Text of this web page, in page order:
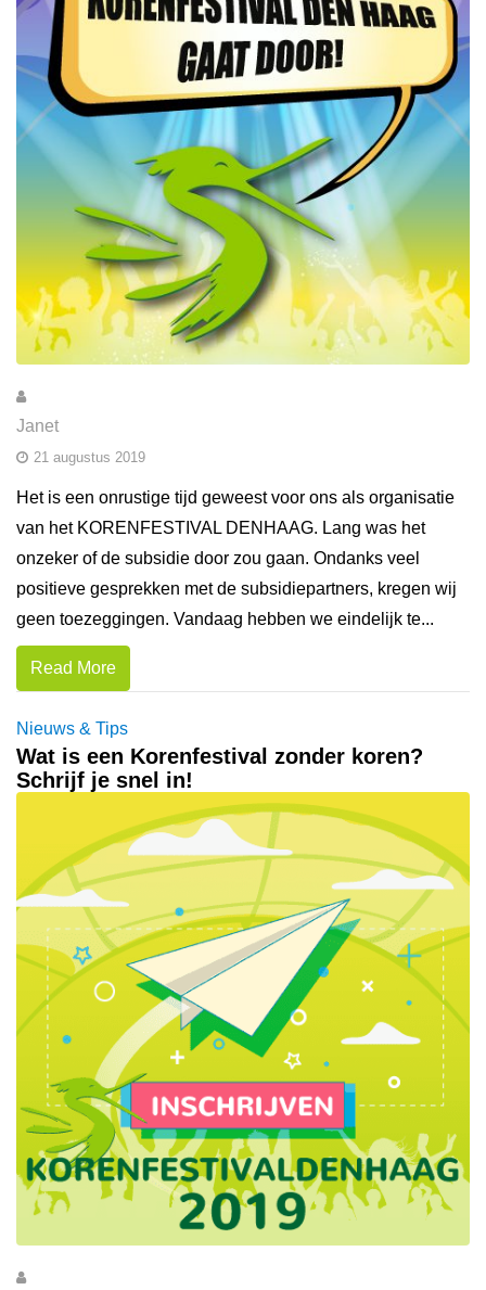
Janet
21 augustus 2019
Het is een onrustige tijd geweest voor ons als organisatie
van het KORENFESTIVAL DENHAAG. Lang was het
onzeker of de subsidie door zou gaan. Ondanks veel
positieve gesprekken met de subsidiepartners, kregen wij
geen toezeggingen. Vandaag hebben we eindelijk te...
Read More
Nieuws & Tips
Wat is een Korenfestival zonder koren?
Schrijf je snel in!